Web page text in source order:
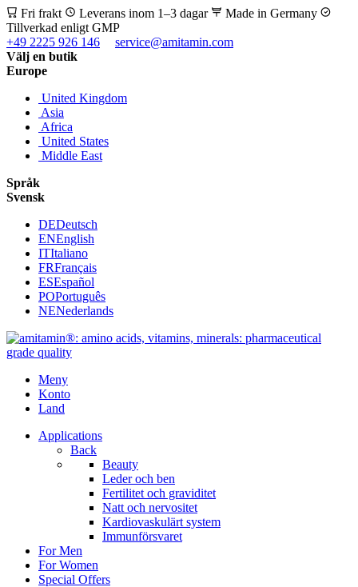
Fri frakt Leverans inom 1–3 dagar
Made in Germany
Tillverkad enligt GMP
+49 2225 926 146
service@amitamin.com
Välj en butik
Europe
United Kingdom
Asia
Africa
United States
Middle East
Språk
Svensk
DEDeutsch
ENEnglish
ITItaliano
FRFrançais
ESEspañol
POPortuguês
NENederlands
Meny
Konto
Land
Applications
Back
Beauty
Leder och ben
Fertilitet och graviditet
Natt och nervositet
Kardiovaskulärt system
Immunförsvaret
For Men
For Women
Special Offers